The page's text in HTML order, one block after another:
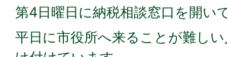
第4日曜日に納税相談窓口を開い
平日に市役所へ来ることが難し